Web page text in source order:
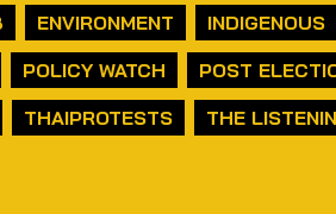
ENVIRONMENT INDIGENOUS
POLICY WATCH POST
THAIPROTESTS THE